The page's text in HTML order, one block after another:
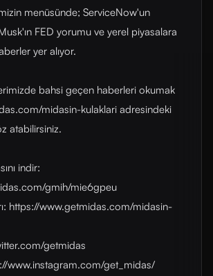
menüsünde; ServiceNow'un
FED yorumu ve yerel piyasalara
yer alıyor.
bahsi geçen haberleri okumak
midasin-kulaklari adresindeki
atabilirsiniz.
indir:
gmih/mie6gpeu
https://www.getmidas.com/midasin-
getmidas
www.instagram.com/get_midas/